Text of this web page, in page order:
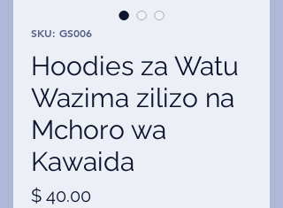
SKU: GS006
Hoodies za Watu
Wazima zilizo na
Mchoro wa
Kawaida
$ 40.00Price